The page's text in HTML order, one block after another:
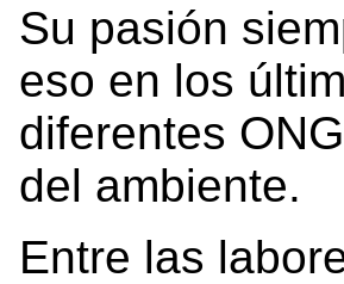
Su pasión
eso en los
diferentes
del ambiente.
Entre las